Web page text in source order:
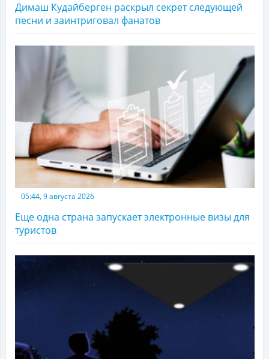
Димаш Кудайберген раскрыл секрет следующей
песни и заинтриговал фанатов
05:44, 9 августа 2026
Еще одна страна запускает электронные визы для
туристов